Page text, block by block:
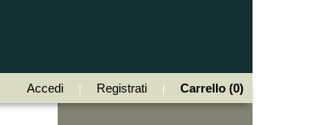
Accedi Registrati Carrello (0)